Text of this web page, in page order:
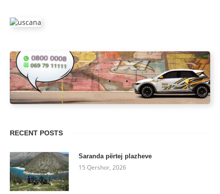
RECENT POSTS
Saranda përtej plazheve
15 Qershor, 2026